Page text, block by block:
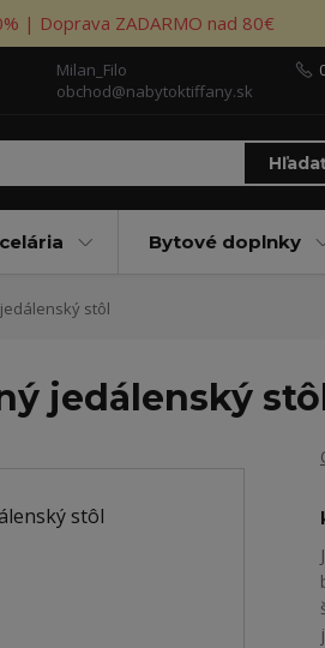
| Doprava ZADARMO nad 80€
Milan_Filo
obchod@nabytoktiffany.sk
Bytové doplnky
stôl
jedálenský